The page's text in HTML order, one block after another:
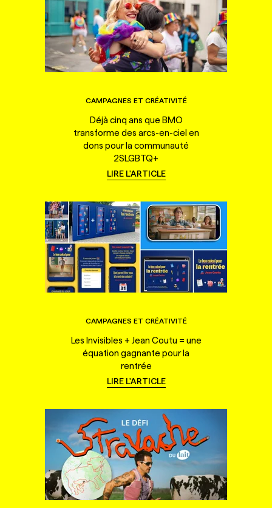
CAMPAGNES ET CRÉATIVITÉ
Déjà cinq ans que BMO
transforme des arcs-en-ciel en
dons pour la communauté
2SLGBTQ+
LIRE L'ARTICLE
CAMPAGNES ET CRÉATIVITÉ
Les Invisibles + Jean Coutu = une
équation gagnante pour la
rentrée
LIRE L'ARTICLE